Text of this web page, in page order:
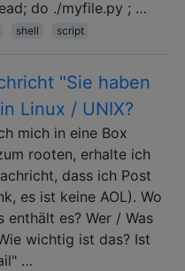
do ./myfile.py ; …
shell script
"Sie haben
Linux / UNIX?
mich in eine Box
rooten, erhalte ich
dass ich Post
es ist keine AOL). Wo
enthält es? Wer / Was
wichtig ist das? Ist
…